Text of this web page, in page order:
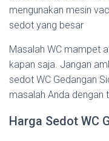
mengunakan mesin
sedot yang besar
Masalah WC mampet
kapan saja. Jangan
sedot WC Gedangan
masalah Anda dengan
Harga Sedot WC